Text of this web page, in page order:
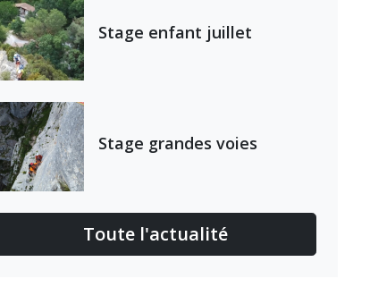
Stage enfant juillet
Stage grandes voies
Toute l'actualité